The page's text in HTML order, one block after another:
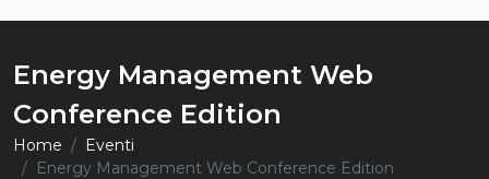
Energy Management Web
Conference Edition
Home
Eventi
Energy Management Web Conference Edition